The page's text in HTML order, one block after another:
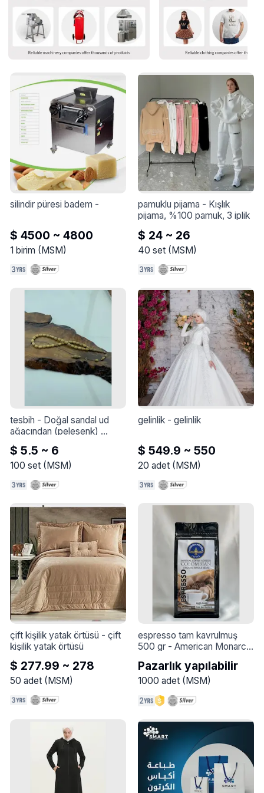
silindir püresi badem
$ 4500 ~ 4800
1 birim (MSM)
pamuklu pijama - Kışlık
pijama, %100 pamuk, 3 iplik
$ 24 ~ 26
40 set (MSM)
tesbih - Doğal sandal ud
ağacından (pelesenk)
yapılmış el yapımı tesbih.
$ 5.5 ~ 6
100 set( MSM)
gelinlik - gelinlik
$ 549.9 ~ 550
20 adet ( MSM)
çift kişilik yatak örtüsü - çift
kişilik yatak örtüsü
$ 277.99 ~ 278
50 adet( MSM)
espresso tam kavrulmuş
500 gr - American Monarch
500g
Espresso Dark Roast,
olarak geliştirilmiş, yoğun
aromalı ve zengin bir kahve
deneyimi sunar. Dark Roast
kavrulmuş kahve
çekirdekleri, derin ve
etkileyici bir tat profili
Pazarlık yapılabilir
1000 adet ( MSM)